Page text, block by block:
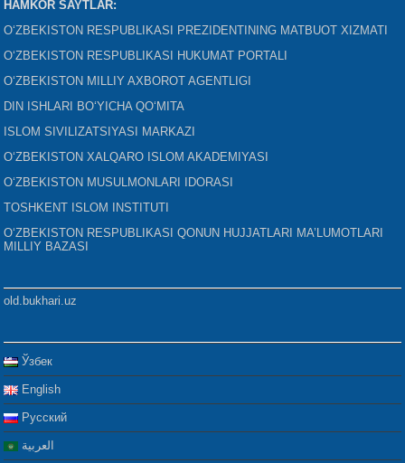
HAMKOR SAYTLAR:
O‘ZBEKISTON RESPUBLIKASI PREZIDENTINING MATBUOT XIZMATI
O‘ZBEKISTON RESPUBLIKASI HUKUMAT PORTALI
O‘ZBEKISTON MILLIY AXBOROT AGENTLIGI
DIN ISHLARI BO‘YICHA QO‘MITA
ISLOM SIVILIZATSIYASI MARKAZI
O‘ZBEKISTON XALQARO ISLOM AKADEMIYASI
O‘ZBEKISTON MUSULMONLARI IDORASI
TOSHKENT ISLOM INSTITUTI
O‘ZBEKISTON RESPUBLIKASI QONUN HUJJATLARI MA’LUMOTLARI
MILLIY BAZASI
old.bukhari.uz
Ўзбек
English
Русский
العربية